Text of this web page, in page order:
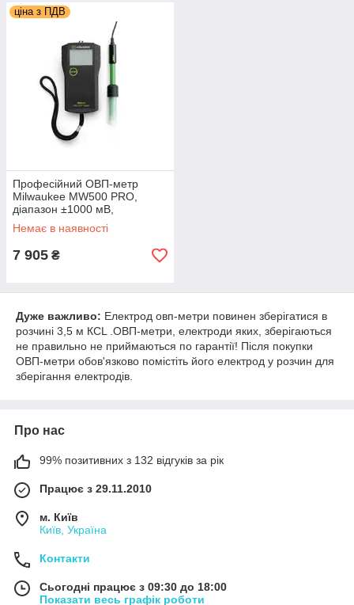
ціна з ПДВ
Професійний ОВП-метр
Milwaukee MW500 PRO,
діапазон ±1000 мВ,
Угорщина-Румунія
Немає в наявності
7 905 ₴
Дуже важливо: Електрод овп-метри повинен зберігатися в
розчині 3,5 м КСL .ОВП-метри, електроди яких, зберігаються
не правильно не приймаються по гарантії! Після покупки
ОВП-метри обов'язково помістіть його електрод у розчин для
зберігання електродів.
Про нас
99% позитивних з 132 відгуків за рік
Працює з 29.11.2010
м. Київ
Київ, Україна
Контакти
Сьогодні працює з 09:30 до 18:00
Показати весь графік роботи